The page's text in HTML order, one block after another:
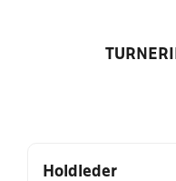
Holdleder